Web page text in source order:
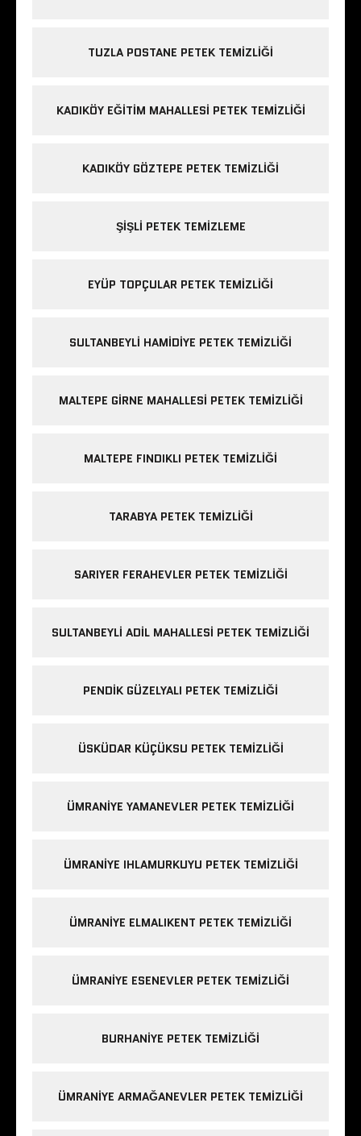
TUZLA POSTANE PETEK TEMIZLIĞI
KADIKÖY EĞITIM MAHALLESI PETEK TEMIZLIĞI
KADIKÖY GÖZTEPE PETEK TEMIZLIĞI
ŞIŞLI PETEK TEMIZLEME
EYÜP TOPÇULAR PETEK TEMIZLIĞI
SULTANBEYLI HAMIDIYE PETEK TEMIZLIĞI
MALTEPE GIRNE MAHALLESI PETEK TEMIZLIĞI
MALTEPE FINDIKLI PETEK TEMIZLIĞI
TARABYA PETEK TEMIZLIĞI
SARIYER FERAHEVLER PETEK TEMIZLIĞI
SULTANBEYLI ADIL MAHALLESI PETEK TEMIZLIĞI
PENDIK GÜZELYALI PETEK TEMIZLIĞI
ÜSKÜDAR KÜÇÜKSU PETEK TEMIZLIĞI
ÜMRANIYE YAMANEVLER PETEK TEMIZLIĞI
ÜMRANIYE IHLAMURKUYU PETEK TEMIZLIĞI
ÜMRANIYE ELMALIKENT PETEK TEMIZLIĞI
ÜMRANIYE ESENEVLER PETEK TEMIZLIĞI
BURHANIYE PETEK TEMIZLIĞI
ÜMRANIYE ARMAĞANEVLER PETEK TEMIZLIĞI